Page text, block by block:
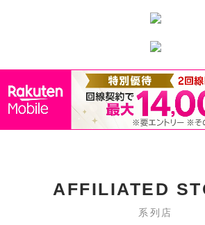
AFFILIATED
系列店